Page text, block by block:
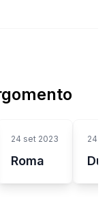
24 set 2023
Roma
24